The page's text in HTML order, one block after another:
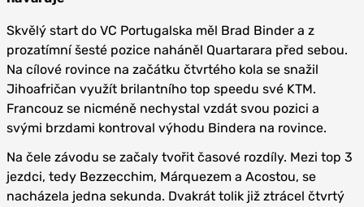
Skvělý start do VC Portugalska měl Brad Binder a z
prozatímní šesté pozice naháněl Quartarara před sebou.
Na cílové rovince na začátku čtvrtého kola se snažil
Jihoafričan využít brilantního top speedu své KTM.
Francouz se nicméně nechystal vzdát svou pozici a
svými brzdami kontroval výhodu Bindera na rovince.
Na čele závodu se začaly tvořit časové rozdíly. Mezi top 3
jezdci, tedy Bezzecchim, Márquezem a Acostou, se
nacházela jedna sekunda. Dvakrát tolik již ztrácel čtvrtý